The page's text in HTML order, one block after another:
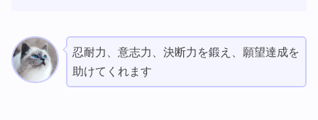
忍耐力、意志力、決断力を鍛え、願望達成を
助けてくれます